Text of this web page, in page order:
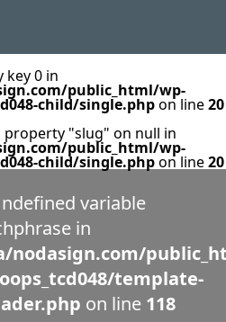
key 0 in
public_html/wp-
child/single.phpon line20
property "slug" on null in
public_html/wp-
child/single.phpon line20
variable
in
nodasign.com/
template-
on line 118